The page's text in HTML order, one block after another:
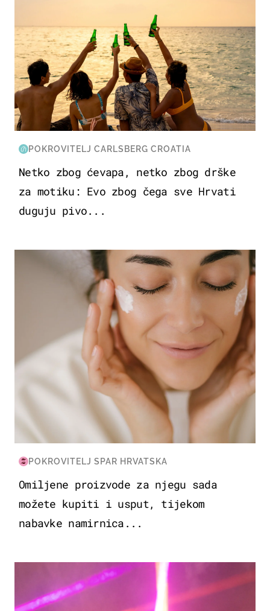
POKROVITELJ CARLSBERG CROATIA
Netko zbog ćevapa, netko zbog drške
za motiku: Evo zbog čega sve Hrvati
duguju pivo...
MODA & LJEPOTA
POKROVITELJ SPAR HRVATSKA
Omiljene proizvode za njegu sada
možete kupiti i usput, tijekom
nabavke namirnica...
KULTURA & ZABAVA